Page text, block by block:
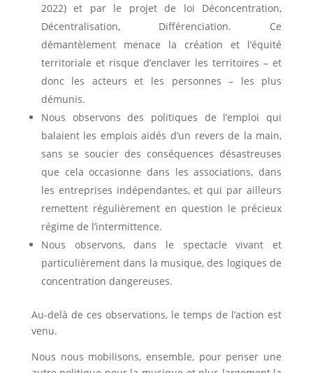
2022) et par le projet de loi Déconcentration,
Décentralisation, Différenciation. Ce
démantèlement menace la création et l’équité
territoriale et risque d’enclaver les territoires – et
donc les acteurs et les personnes – les plus
démunis.
Nous observons des politiques de l’emploi qui
balaient les emplois aidés d’un revers de la main,
sans se soucier des conséquences désastreuses
que cela occasionne dans les associations, dans
les entreprises indépendantes, et qui par ailleurs
remettent régulièrement en question le précieux
régime de l’intermittence.
Nous observons, dans le spectacle vivant et
particulièrement dans la musique, des logiques de
concentration dangereuses.
Au-delà de ces observations, le temps de l’action est
venu.
Nous nous mobilisons, ensemble, pour penser une